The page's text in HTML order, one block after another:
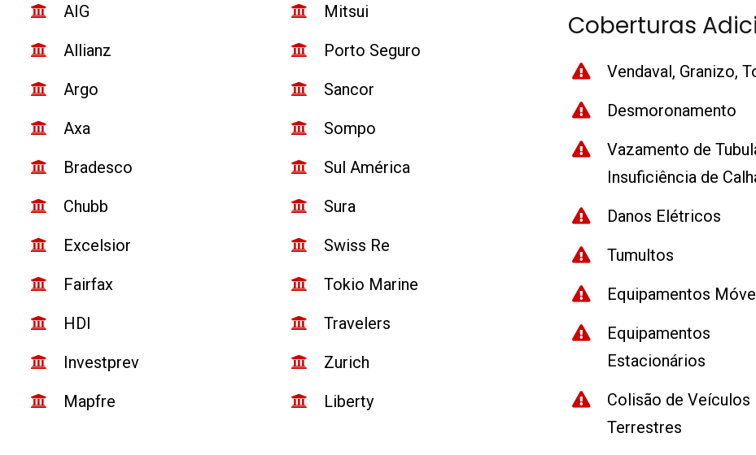
AIG
Allianz
Argo
Axa
Bradesco
Chubb
Excelsior
Fairfax
HDI
Investprev
Mapfre
Mitsui
Porto Seguro
Sancor
Sompo
Sul América
Sura
Swiss Re
Tokio Marine
Travelers
Zurich
Liberty
Coberturas
Vendaval, Granizo,
Desmoronamento
Vazamento de
Insuficiência de
Danos Elétricos
Tumultos
Equipamentos
Equipamentos
Estacionários
Colisão de Veículos
Terrestres